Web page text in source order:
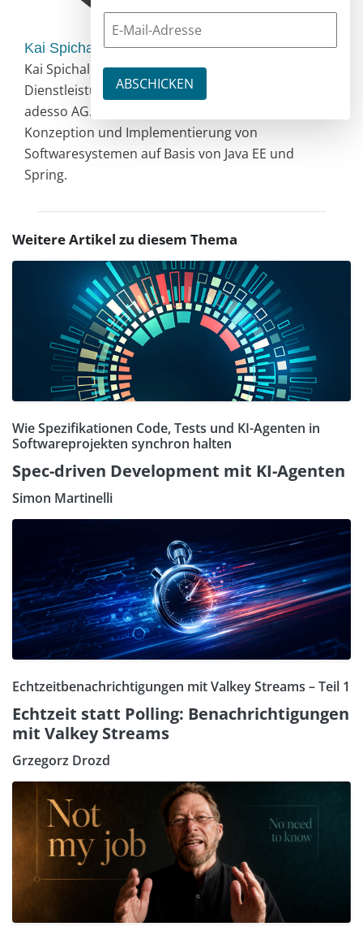
Kai Spichale
Kai Spichale ist Senior Software Engineer beim IT-
Dienstleistungs- und Beratungsunternehmen
adesso AG. Sein Tätigkeitsschwerpunkt liegt in der
Konzeption und Implementierung von
Softwaresystemen auf Basis von Java EE und
Spring.
Weitere Artikel zu diesem Thema
Wie Spezifikationen Code, Tests und KI-Agenten in
Softwareprojekten synchron halten
Spec-driven Development mit KI-Agenten
Simon Martinelli
Echtzeitbenachrichtigungen mit Valkey Streams – Teil 1
Echtzeit statt Polling: Benachrichtigungen
mit Valkey Streams
Grzegorz Drozd